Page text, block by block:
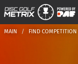
MAIN FIND COMPETITION